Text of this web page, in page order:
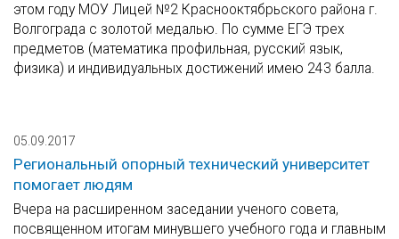
этом году МОУ Лицей №2 Краснооктябрьского района г.
Волгограда с золотой медалью. По сумме ЕГЭ трех
предметов (математика профильная, русский язык,
физика) и индивидуальных достижений имею 243 балла.
05.09.2017
Региональный опорный технический университет
помогает людям
Вчера на расширенном заседании ученого совета,
посвященном итогам минувшего учебного года и главным